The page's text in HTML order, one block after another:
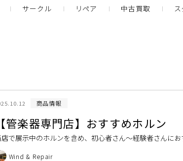
サークル リペア 中古買取
商品情報
【管楽器専門店】おすすめホルン
店で展示中のホルンを含め、初心者さん～経験者さんに
い人におすすめ 「趣味の範囲でホルンを始めたい」「なる
Wind & Repair